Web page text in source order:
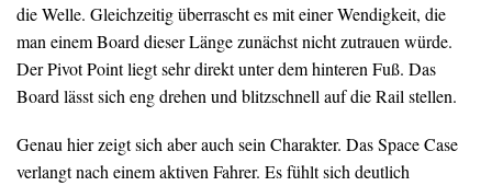
die Welle. Gleichzeitig überrascht es mit einer Wendigkeit, die
man einem Board dieser Länge zunächst nicht zutrauen würde.
Der Pivot Point liegt sehr direkt unter dem hinteren Fuß. Das
Board lässt sich eng drehen und blitzschnell auf die Rail stellen.
Genau hier zeigt sich aber auch sein Charakter. Das Space Case
verlangt nach einem aktiven Fahrer. Es fühlt sich deutlich